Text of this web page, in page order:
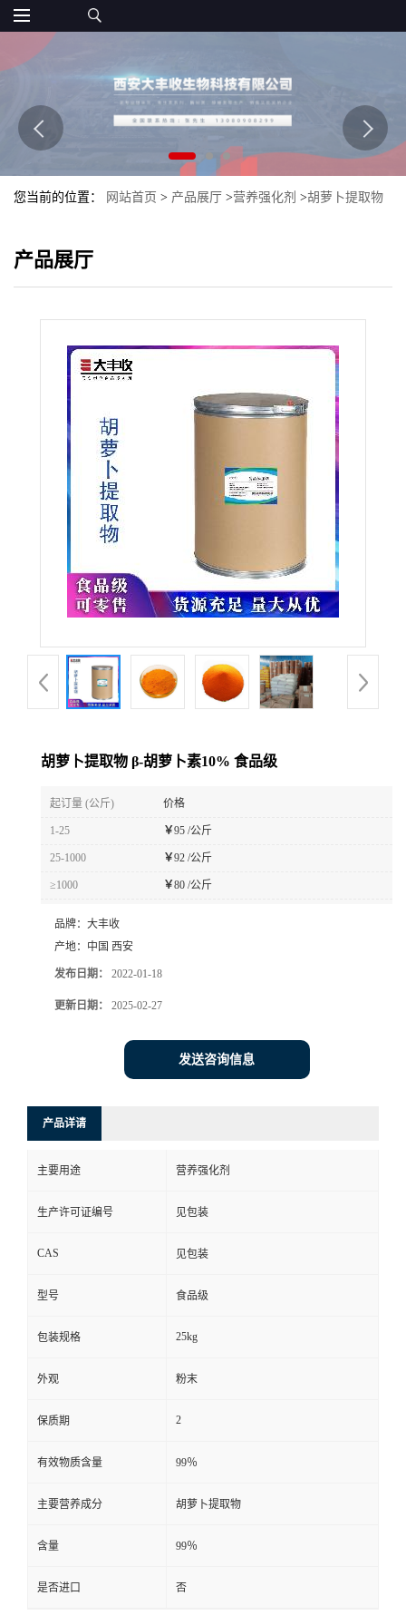
您当前的位置： 网站首页 > 产品展厅 >营养强化剂 >胡萝卜提取物
产品展厅
胡萝卜提取物 β-胡萝卜素10% 食品级
起订量 (公斤) 价格
1-25 ￥95 /公斤
25-1000 ￥92 /公斤
≥1000 ￥80 /公斤
品牌： 大丰收
产地： 中国 西安
发布日期： 2022-01-18
更新日期： 2025-02-27
发送咨询信息
产品详请
主要用途 营养强化剂
生产许可证编号 见包装
CAS 见包装
型号 食品级
包装规格 25kg
外观 粉末
保质期 2
有效物质含量 99％
主要营养成分 胡萝卜提取物
含量 99％
是否进口 否